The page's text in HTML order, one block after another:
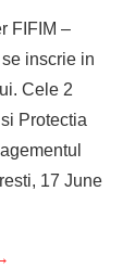
FIFIM –
inscrie in
Cele 2
Protectia
17 June